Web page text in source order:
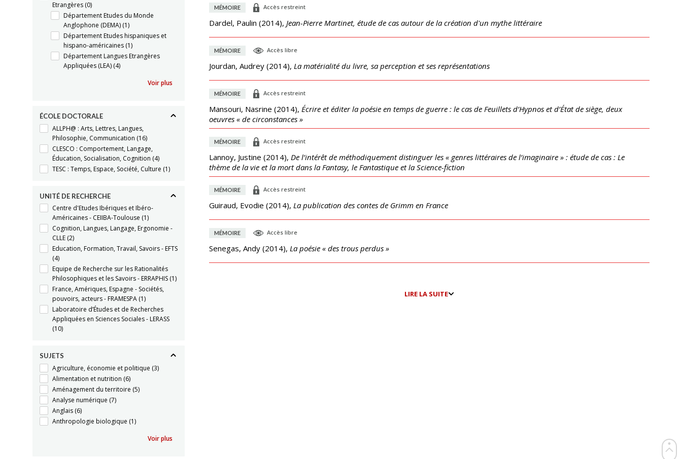
Etrangères (0)
Département Etudes du Monde
Anglophone (DEMA) (1)
Département Etudes hispaniques et
hispano-américaines (1)
Département Langues Etrangères
Appliquées (LEA) (4)
Voir plus
ÉCOLE DOCTORALE
ALLPH@ : Arts, Lettres, Langues,
Philosophie, Communication (16)
CLESCO : Comportement, Langage,
Éducation, Socialisation, Cognition (4)
TESC : Temps, Espace, Société, Culture (1)
UNITÉ DE RECHERCHE
Centre d'Etudes Ibériques et Ibéro-
Américaines - CEIIBA-Toulouse (1)
Cognition, Langues, Langage, Ergonomie -
CLLE (2)
Education, Formation, Travail, Savoirs - EFTS
(4)
Equipe de Recherche sur les Rationalités
Philosophiques et les Savoirs - ERRAPHIS (1)
France, Amériques, Espagne - Sociétés,
pouvoirs, acteurs - FRAMESPA (1)
Laboratoire d’Études et de Recherches
Appliquées en Sciences Sociales - LERASS
(10)
SUJETS
Agriculture, économie et politique (3)
Alimentation et nutrition (6)
Aménagement du territoire (5)
Analyse numérique (7)
Anglais (6)
Anthropologie biologique (1)
Voir plus
MÉMOIRE Accès restreint
Dardel, Paulin (2014), Jean-Pierre Martinet, étude de cas autour de la création d'un mythe littéraire
MÉMOIRE Accès libre
Jourdan, Audrey (2014), La matérialité du livre, sa perception et ses représentations
MÉMOIRE Accès restreint
Mansouri, Nasrine (2014), Écrire et éditer la poésie en temps de guerre : le cas de Feuillets d’Hypnos et d’État de siège, deux
oeuvres « de circonstances »
MÉMOIRE Accès restreint
Lannoy, Justine (2014), De l’intérêt de méthodiquement distinguer les « genres littéraires de l’imaginaire » : étude de cas : Le
thème de la vie et la mort dans la Fantasy, le Fantastique et la Science-fiction
MÉMOIRE Accès restreint
Guiraud, Evodie (2014), La publication des contes de Grimm en France
MÉMOIRE Accès libre
Senegas, Andy (2014), La poésie « des trous perdus »
LIRE LA SUITE